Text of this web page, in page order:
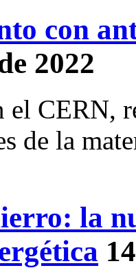
con
2022
el CERN,
de la
la